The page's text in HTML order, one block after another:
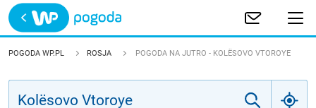
Trwa ładowanie
POLSKA
POGODA WP.PL ROSJA POGODA NA JUTRO - KOLËSOVO VTOROYE